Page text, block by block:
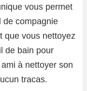
vous permet
de compagnie
que vous nettoyez
de bain pour
à nettoyer son
tracas.